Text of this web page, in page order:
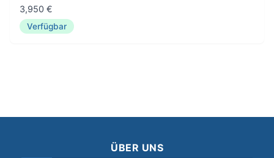
3,950 €
Verfügbar
ÜBER UNS